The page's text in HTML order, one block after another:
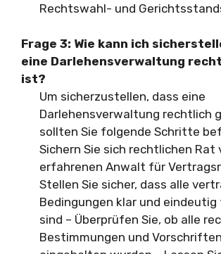
Rechtswahl- und
Frage 3: Wie kann ich
eine Darlehensverwaltung
ist?
Um sicherzustellen, dass eine
Darlehensverwaltung rechtlich
sollten Sie folgende Schritte
Sichern Sie sich rechtlichen Rat
erfahrenen Anwalt für
Stellen Sie sicher, dass alle
Bedingungen klar und
sind – Überprüfen Sie, ob alle
Bestimmungen und Vorschriften